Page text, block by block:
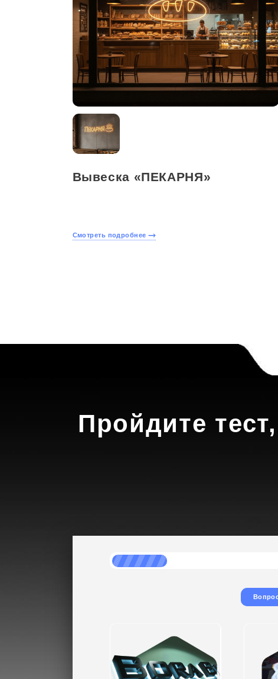
Вывеска «ПЕКАРНЯ»
Смотреть подробнее
Пройдите